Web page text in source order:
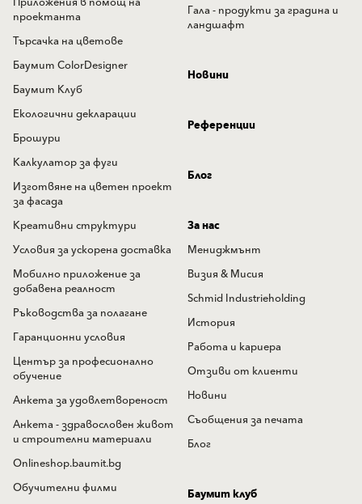
Гала - продукти за градина и
ландшафт
проектанта
Търсачка на цветове
Баумит ColorDesigner
Баумит Клуб
Екологични декларации
Брошури
Калкулатор за фуги
Изготвяне на цветен проект
за фасада
Креативни структури
Условия за ускорена доставка
Мобилно приложение за
добавена реалност
Ръководства за полагане
Гаранционни условия
Център за професионално
обучение
Анкета за удовлетвореност
Анкета - здравословен живот
и строителни материали
Onlineshop.baumit.bg
Обучителни филми
Новини
Референции
Блог
За нас
Мениджмънт
Визия & Мисия
Schmid Industrieholding
История
Работа и кариера
Отзиви от клиенти
Новини
Съобщения за печата
Блог
Баумит клуб